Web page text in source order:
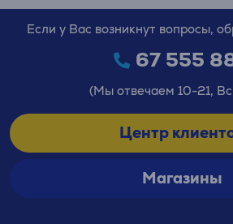
Если у Вас возникнут вопросы,
67 555
(Мы отвечаем 10-21,
Центр
Магазины